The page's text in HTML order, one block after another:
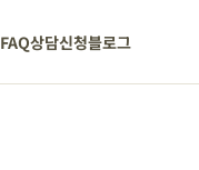
FAQ상담신청블로그